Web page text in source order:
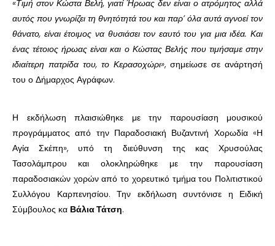
«Τιμή στον Κώστα Βελή, γιατί Ήρωας δεν είναι ο ατρόμητος αλλά
αυτός που γνωρίζει τη θνητότητά του και παρ’ όλα αυτά αγνοεί τον
θάνατο, είναι έτοιμος να θυσιάσει τον εαυτό του για μια ιδέα. Και
ένας τέτοιος ήρωας είναι και ο Κώστας Βελής που τιμήσαμε στην
ιδιαίτερη πατρίδα του, το Κερασοχώρι», σημείωσε σε ανάρτησή
του ο Δήμαρχος Αγράφων.
Η εκδήλωση πλαισιώθηκε με την παρουσίαση μουσικού
προγράμματος από την Παραδοσιακή Βυζαντινή Χορωδία «Η
Αγία Σκέπη», υπό τη διεύθυνση της κας Χρυσούλας
Τασολάμπρου
και ολοκληρώθηκε με την παρουσίαση
παραδοσιακών χορών από το χορευτικό τμήμα του Πολιτιστικού
Συλλόγου Καρπενησίου. Την εκδήλωση συντόνισε η Ειδική
Σύμβουλος κα Βάλια Τάτση.